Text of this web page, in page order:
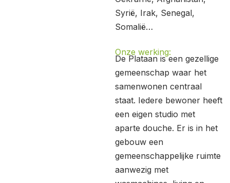
Syrië, Irak, Senegal,
Somalië…
Onze werking:
De Plataan is een gezellige
gemeenschap waar het
samenwonen centraal
staat. Iedere bewoner heeft
een eigen studio met
aparte douche. Er is in het
gebouw een
gemeenschappelijke ruimte
aanwezig met